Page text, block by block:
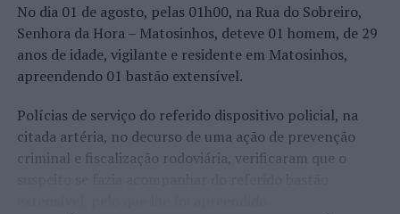
No dia 01 de agosto, pelas 01h00, na Rua do Sobreiro,
Senhora da Hora – Matosinhos, deteve 01 homem, de 29
anos de idade, vigilante e residente em Matosinhos,
apreendendo 01 bastão extensível.
Polícias de serviço do referido dispositivo policial, na
citada artéria, no decurso de uma ação de prevenção
criminal e fiscalização rodoviária, verificaram que o